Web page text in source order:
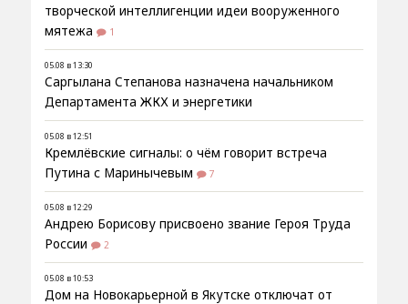
творческой интеллигенции идеи вооруженного
мятежа
1
05.08 в 13:30
Саргылана Степанова назначена начальником
Департамента ЖКХ и энергетики
05.08 в 12:51
Кремлёвские сигналы: о чём говорит встреча
Путина с Маринычевым
7
05.08 в 12:29
Андрею Борисову присвоено звание Героя Труда
России
2
05.08 в 10:53
Дом на Новокарьерной в Якутске отключат от